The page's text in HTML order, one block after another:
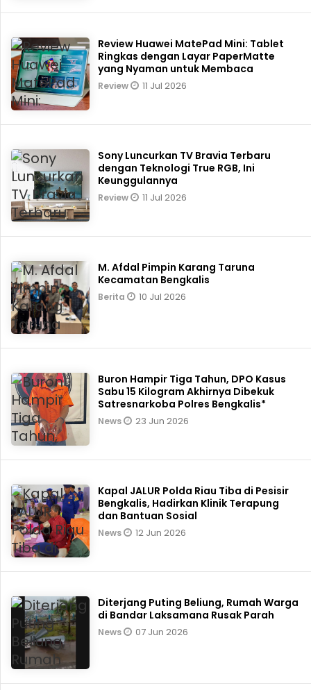
Review Huawei MatePad Mini: Tablet
Ringkas dengan Layar PaperMatte
yang Nyaman untuk Membaca
Review 11 Jul 2026
Sony Luncurkan TV Bravia Terbaru
dengan Teknologi True RGB, Ini
Keunggulannya
Review 11 Jul 2026
M. Afdal Pimpin Karang Taruna
Kecamatan Bengkalis
Berita 10 Jul 2026
Buron Hampir Tiga Tahun, DPO Kasus
Sabu 15 Kilogram Akhirnya Dibekuk
Satresnarkoba Polres Bengkalis*
News 23 Jun 2026
Kapal JALUR Polda Riau Tiba di Pesisir
Bengkalis, Hadirkan Klinik Terapung
dan Bantuan Sosial
News 12 Jun 2026
Diterjang Puting Beliung, Rumah Warga
di Bandar Laksamana Rusak Parah
News 07 Jun 2026